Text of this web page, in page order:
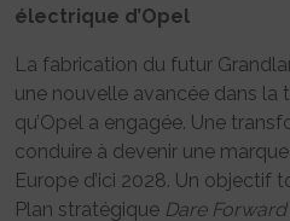
électrique d’Opel
La fabrication du futur
une nouvelle avancée dans
qu’Opel a engagée. Une
conduire à devenir une
Europe d’ici 2028. Un objectif
Plan stratégique Dare